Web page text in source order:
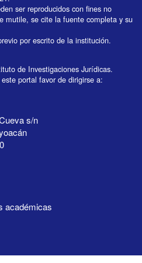
ser reproducidos con fines no
mutile, se cite la fuente completa y su
por escrito de la institución.
de Investigaciones Jurídicas.
portal favor de dirigirse a:
s/n
académicas